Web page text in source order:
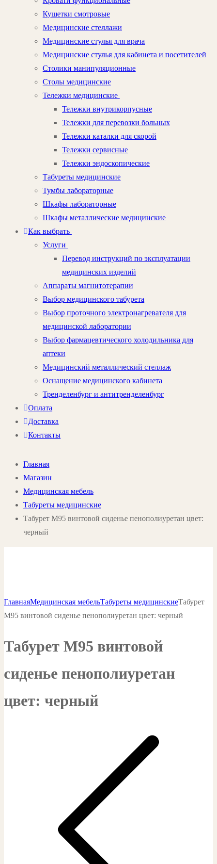
Кушетки смотровые
Медицинские стеллажи
Медицинские стулья для врача
Медицинские стулья для кабинета и посетителей
Столики манипуляционные
Столы медицинские
Тележки медицинские
Тележки внутрикорпусные
Тележки для перевозки больных
Тележки каталки для скорой
Тележки сервисные
Тележки эндоскопические
Табуреты медицинские
Тумбы лабораторные
Шкафы лабораторные
Шкафы металлические медицинские
Как выбрать
Услуги
Перевод инструкций по эксплуатации
медицинских изделий
Аппараты магнитотерапии
Выбор медицинского табурета
Выбор проточного электронагревателя для
медицинской лаборатории
Выбор фармацевтического холодильника для
аптеки
Медицинский металлический стеллаж
Оснащение медицинского кабинета
Тренделенбург и антитренделенбург
Оплата
Доставка
Контакты
Главная
Магазин
Медицинская мебель
Табуреты медицинские
Табурет М95 винтовой сиденье пенополиуретан цвет:
черный
ГлавнаяМедицинская мебельТабуреты медицинскиеТабурет
М95 винтовой сиденье пенополиуретан цвет: черный
Табурет М95 винтовой
сиденье пенополиуретан
цвет: черный